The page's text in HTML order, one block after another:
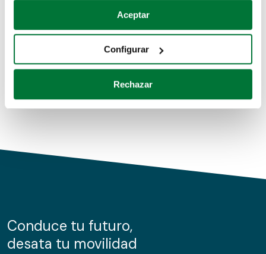
Si lo permite, también quisiéramos:
Recopilar información sobre su ubicación geográfica
Identificar su dispositivo analizándolo activamente
para buscar características específicas (huellas
Obtenga más información sobre cómo se procesan sus
de cookies.
información sobre el uso que haga del sitio web con
nuestros partners de redes sociales, publicidad y análisis
Aceptar
Configurar
Rechazar
Coches de segunda mano
Coches de km0
Conduce tu futuro,
desata tu movilidad